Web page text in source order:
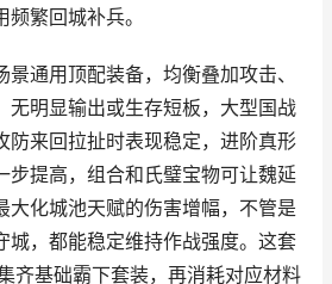
繁回城补兵。
通用顶配装备，均衡叠加攻击、
无明显输出或生存短板，大型国战
防来回拉扯时表现稳定，进阶真形
步提高，组合和氏璧宝物可让魏延
大化城池天赋的伤害增幅，不管是
城，都能稳定维持作战强度。这套
齐基础霸下套装，再消耗对应材料